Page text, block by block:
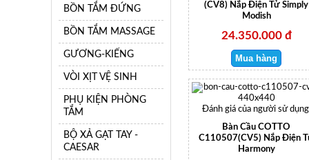
BỒN TẮM ĐỨNG
BỒN TẮM MASSAGE
GƯƠNG-KIẾNG
VÒI XỊT VỆ SINH
PHỤ KIỆN PHÒNG
TẮM
BỘ XẢ GẠT TAY -
CAESAR
(CV8) Nắp Điện Tử Simply
Modish
24.350.000 đ
Đánh giá của người sử
Bàn Cầu COTTO
C110507(CV5) Nắp Điện
Harmony